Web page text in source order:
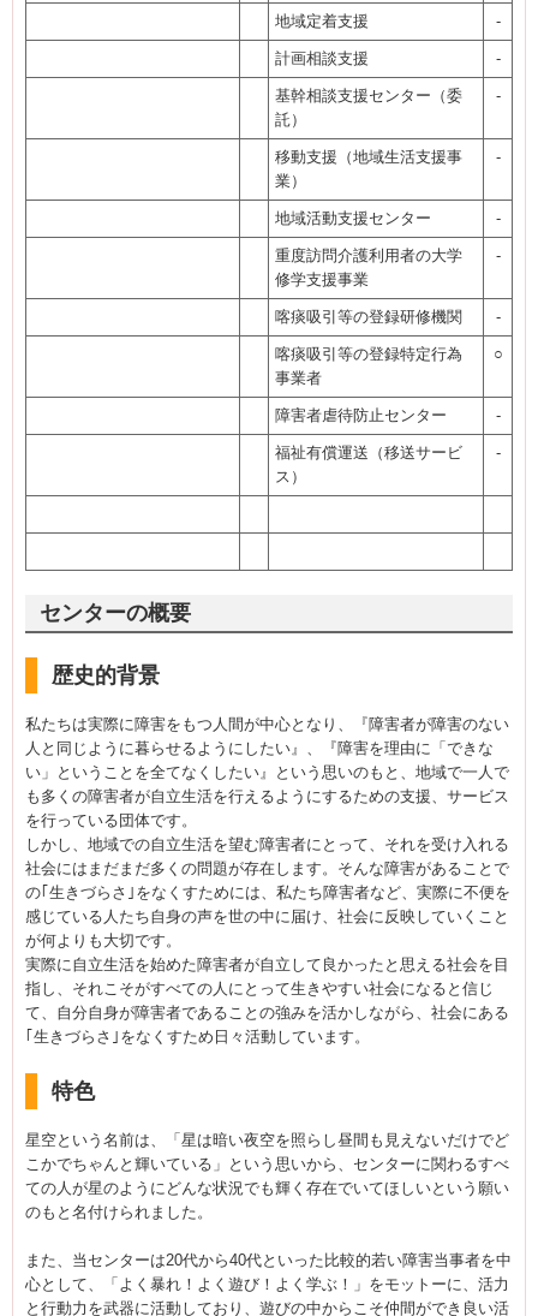
地域定着支援 -
計画相談支援 -
基幹相談支援センター（委
託）
-
移動支援（地域生活支援事
業）
-
地域活動支援センター -
重度訪問介護利用者の大学
修学支援事業
-
喀痰吸引等の登録研修機関 -
喀痰吸引等の登録特定行為
事業者
○
障害者虐待防止センター -
福祉有償運送（移送サービ
ス）
-
センターの概要
歴史的背景
私たちは実際に障害をもつ人間が中心となり、『障害者が障害のない
人と同じように暮らせるようにしたい』、『障害を理由に「できな
い」ということを全てなくしたい』という思いのもと、地域で一人で
も多くの障害者が自立生活を行えるようにするための支援、サービス
を行っている団体です。
しかし、地域での自立生活を望む障害者にとって、それを受け入れる
社会にはまだまだ多くの問題が存在します。そんな障害があることで
の｢生きづらさ｣をなくすためには、私たち障害者など、実際に不便を
感じている人たち自身の声を世の中に届け、社会に反映していくこと
が何よりも大切です。
実際に自立生活を始めた障害者が自立して良かったと思える社会を目
指し、それこそがすべての人にとって生きやすい社会になると信じ
て、自分自身が障害者であることの強みを活かしながら、社会にある
｢生きづらさ｣をなくすため日々活動しています。
特色
星空という名前は、「星は暗い夜空を照らし昼間も見えないだけでど
こかでちゃんと輝いている」という思いから、センターに関わるすべ
ての人が星のようにどんな状況でも輝く存在でいてほしいという願い
のもと名付けられました。
また、当センターは20代から40代といった比較的若い障害当事者を中
心として、「よく暴れ！よく遊び！よく学ぶ！」をモットーに、活力
と行動力を武器に活動しており、遊びの中からこそ仲間ができ良い活